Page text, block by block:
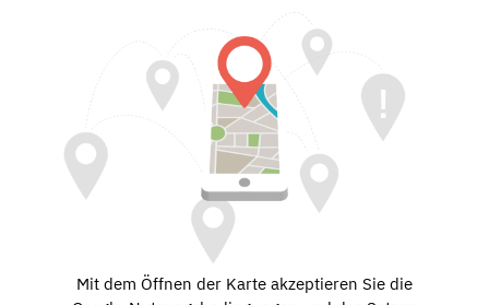
Mit dem Öffnen der Karte akzeptieren Sie die